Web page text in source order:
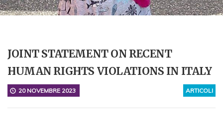
JOINT STATEMENT ON RECENT
HUMAN RIGHTS VIOLATIONS IN ITALY
ARTICOLI
20 NOVEMBRE 2023